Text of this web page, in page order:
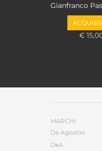
Gianfranco
Marco
€
MARCHI
De Agostini
DeA